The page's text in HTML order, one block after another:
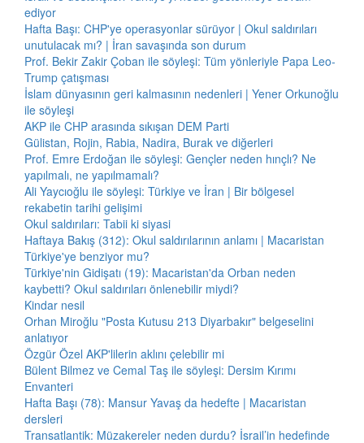
ediyor
Hafta Başı: CHP'ye operasyonlar sürüyor | Okul saldırıları
unutulacak mı? | İran savaşında son durum
Prof. Bekir Zakir Çoban ile söyleşi: Tüm yönleriyle Papa Leo-
Trump çatışması
İslam dünyasının geri kalmasının nedenleri | Yener Orkunoğlu
ile söyleşi
AKP ile CHP arasında sıkışan DEM Parti
Gülistan, Rojin, Rabia, Nadira, Burak ve diğerleri
Prof. Emre Erdoğan ile söyleşi: Gençler neden hınçlı? Ne
yapılmalı, ne yapılmamalı?
Ali Yaycıoğlu ile söyleşi: Türkiye ve İran | Bir bölgesel
rekabetin tarihi gelişimi
Okul saldırıları: Tabii ki siyasi
Haftaya Bakış (312): Okul saldırılarının anlamı | Macaristan
Türkiye'ye benziyor mu?
Türkiye'nin Gidişatı (19): Macaristan'da Orban neden
kaybetti? Okul saldırıları önlenebilir miydi?
Kindar nesil
Orhan Miroğlu "Posta Kutusu 213 Diyarbakır" belgeselini
anlatıyor
Özgür Özel AKP'lilerin aklını çelebilir mi
Bülent Bilmez ve Cemal Taş ile söyleşi: Dersim Kırımı
Envanteri
Hafta Başı (78): Mansur Yavaş da hedefte | Macaristan
dersleri
Transatlantik: Müzakereler neden durdu? İsrail’in hedefinde